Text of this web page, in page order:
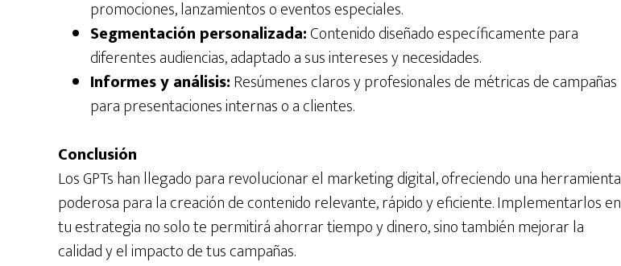
promociones, lanzamientos o eventos especiales.
Segmentación personalizada:Contenido diseñado específicamente para
diferentes audiencias, adaptado a sus intereses y necesidades.
Informes y análisis:Resúmenes claros y profesionales de métricas de campañas
para presentaciones internas o a clientes.
Conclusión
Los GPTs han llegado para revolucionar el marketing digital, ofreciendo una herramienta
poderosa para la creación de contenido relevante, rápido y eficiente. Implementarlos en
tu estrategia no solo te permitirá ahorrar tiempo y dinero, sino también mejorar la
calidad y el impacto de tus campañas.